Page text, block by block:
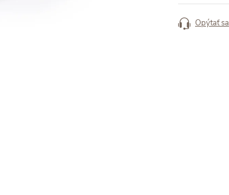
cena:
Opýtať sa